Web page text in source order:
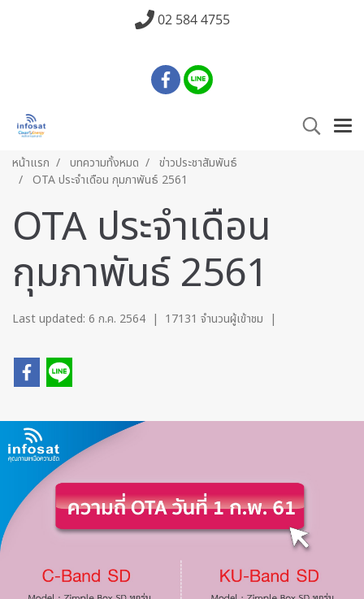
02 584 4755
หน้าแรก บทความทั้งหมด
ข่าวประชาสัมพันธ์
OTA ประจำเดือน กุมภาพันธ์ 2561
OTA ประจำเดือน
กุมภาพันธ์ 2561
Last updated: 6 ก.ค. 2564 | 17131 จำนวนผู้เข้าชม |